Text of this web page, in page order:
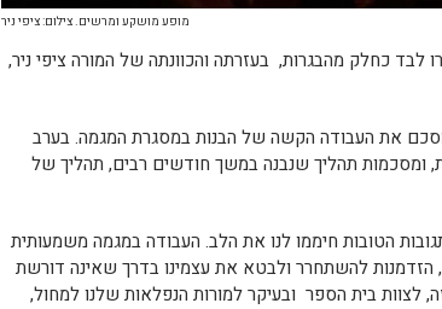
מופע מושקע ומרשים. צילום: ציפי ניר
לבד כחלק מהבגרות, בעזרתה והכוונתה של המורה ציפי ניר,
את העבודה הקשה של הבנות במסגרת המגמה. בערב
ומסכמות תהליך שנבנה במשך חודשים רבים, תהליך של
הטובות חיממו לנו את הלב. העבודה במגמה משמעותית
הזדמנות להשתחרר ולבטא את עצמינו בדרך שאינה דורשת
לצוות בית הספר ובעיקר למורות הנפלאות שלנו למחול,